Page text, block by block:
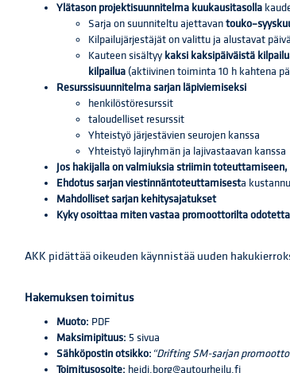
Ylätason projektisuunnitelma kuukausitasolla
Sarja on suunniteltu ajettavan
Kilpailujärjestäjät on valittu ja alustavat
Kauteen sisältyy kaksi kaksipäiväistä
kilpailua (aktiivinen toiminta 10 h kahtena
Resurssisuunnitelma sarjan läpiviemiseksi
henkilöstöresurssit
taloudelliset resurssit
Yhteistyö järjestävien seurojen kanssa
Yhteistyö lajiryhmän ja lajivastaavan kanssa
Jos hakijalla on valmiuksia striimin toteuttamiseen,
Ehdotus sarjan viestinnäntoteuttamisesta
Mahdolliset sarjan kehitysajatukset
Kyky osoittaa miten vastaa promoottorilta
AKK pidättää oikeuden käynnistää uuden
Hakemuksen toimitus
Muoto: PDF
Maksimipituus: 5 sivua
Sähköpostin otsikko: “Drifting SM-sarjan
Toimitusosoite: heidi.borg@autourheilu.fi